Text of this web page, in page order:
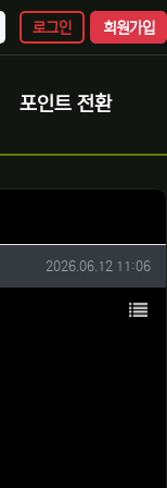
로그인 회원가입
포인트 전환
작성일
2026.06.12 11:06
목